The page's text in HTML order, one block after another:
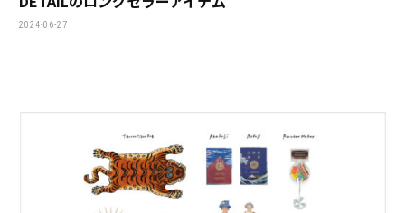
2024-06-27